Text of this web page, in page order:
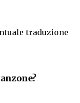
traduzione